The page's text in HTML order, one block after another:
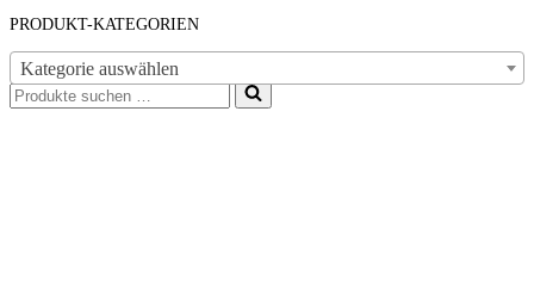
PRODUKT-KATEGORIEN
Kategorie auswählen
Suchen
nach …